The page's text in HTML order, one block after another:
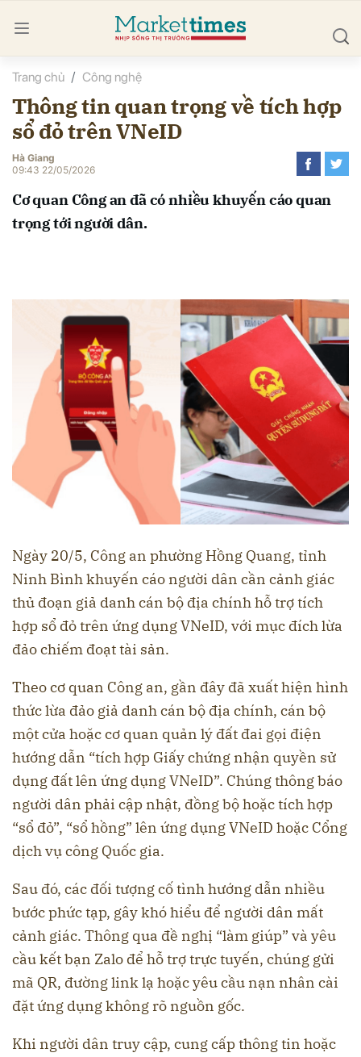
Trang chủ Công nghệ
Thông tin quan trọng về tích hợp
sổ đỏ trên VNeID
Hà Giang
09:43 22/05/2026
Cơ quan Công an đã có nhiều khuyến cáo quan
trọng tới người dân.
Ngày 20/5, Công an phường Hồng Quang, tỉnh
Ninh Bình khuyến cáo người dân cần cảnh giác
thủ đoạn giả danh cán bộ địa chính hỗ trợ tích
hợp sổ đỏ trên ứng dụng VNeID, với mục đích lừa
đảo chiếm đoạt tài sản.
Theo cơ quan Công an, gần đây đã xuất hiện hình
thức lừa đảo giả danh cán bộ địa chính, cán bộ
một cửa hoặc cơ quan quản lý đất đai gọi điện
hướng dẫn “tích hợp Giấy chứng nhận quyền sử
dụng đất lên ứng dụng VNeID”. Chúng thông báo
người dân phải cập nhật, đồng bộ hoặc tích hợp
“sổ đỏ”, “sổ hồng” lên ứng dụng VNeID hoặc Cổng
dịch vụ công Quốc gia.
Sau đó, các đối tượng cố tình hướng dẫn nhiều
bước phức tạp, gây khó hiểu để người dân mất
cảnh giác. Thông qua đề nghị “làm giúp” và yêu
cầu kết bạn Zalo để hỗ trợ trực tuyến, chúng gửi
mã QR, đường link lạ hoặc yêu cầu nạn nhân cài
đặt ứng dụng không rõ nguồn gốc.
Khi người dân truy cập, cung cấp thông tin hoặc
luận